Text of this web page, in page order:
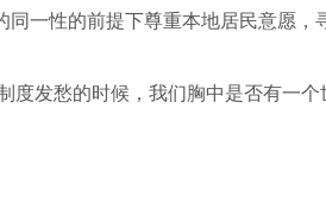
一性的前提下尊重本地居民意愿，
度发愁的时候，我们胸中是否有一